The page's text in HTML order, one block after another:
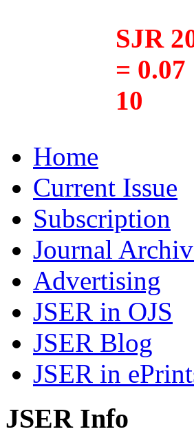
SJR
=
10
Home
Current Issue
Subscription
Journal
Advertising
JSER in OJS
JSER Blog
JSER in
JSER Info